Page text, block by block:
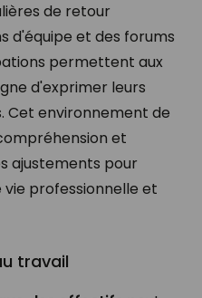
de retour
d'équipe et des forums
permettent aux
d'exprimer leurs
Cet environnement de
et
ajustements pour
professionnelle et
travail